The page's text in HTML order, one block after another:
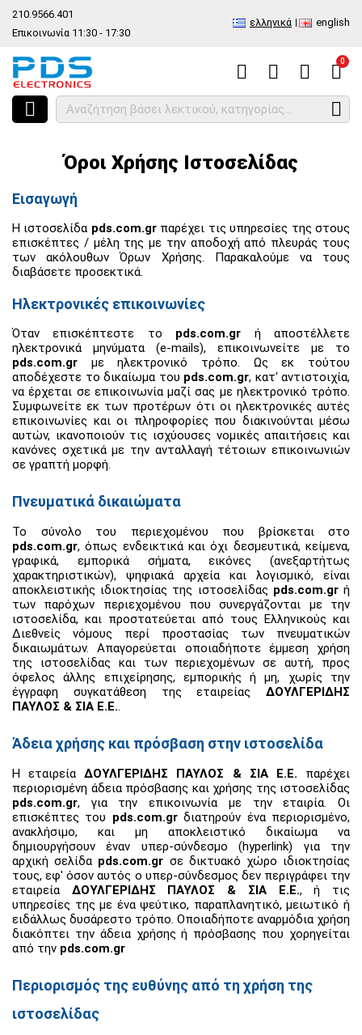
210.9566.401
Επικοινωνία 11:30 - 17:30
ελληνικά english
0
HOME Όροι Χρήσης Ιστοσελίδας
Όροι Χρήσης Ιστοσελίδας
Εισαγωγή
Η ιστοσελίδα pds.com.grπαρέχει τις υπηρεσίες της στους
επισκέπτες / μέλη της με την αποδοχή από πλευράς τους
των ακόλουθων Όρων Χρήσης. Παρακαλούμε να τους
διαβάσετε προσεκτικά.
Ηλεκτρονικές επικοινωνίες
Όταν επισκέπτεστε το pds.com.gr ή αποστέλλετε
ηλεκτρονικά μηνύματα (e-mails), επικοινωνείτε με το
pds.com.gr με ηλεκτρονικό τρόπο. Ως εκ τούτου
αποδέχεστε το δικαίωμα του pds.com.gr, κατ' αντιστοιχία,
να έρχεται σε επικοινωνία μαζί σας με ηλεκτρονικό τρόπο.
Συμφωνείτε εκ των προτέρων ότι οι ηλεκτρονικές αυτές
επικοινωνίες και οι πληροφορίες που διακινούνται μέσω
αυτών, ικανοποιούν τις ισχύουσες νομικές απαιτήσεις και
κανόνες σχετικά με την ανταλλαγή τέτοιων επικοινωνιών
σε γραπτή μορφή.
Πνευματικά δικαιώματα
Το σύνολο του περιεχομένου που βρίσκεται στο
pds.com.gr, όπως ενδεικτικά και όχι δεσμευτικά, κείμενα,
γραφικά, εμπορικά σήματα, εικόνες (ανεξαρτήτως
χαρακτηριστικών), ψηφιακά αρχεία και λογισμικό, είναι
αποκλειστικής ιδιοκτησίας της ιστοσελίδας pds.com.grή
των παρόχων περιεχομένου που συνεργάζονται με την
ιστοσελίδα, και προστατεύεται από τους Ελληνικούς και
Διεθνείς νόμους περί προστασίας των πνευματικών
δικαιωμάτων. Απαγορεύεται οποιαδήποτε έμμεση χρήση
της ιστοσελίδας και των περιεχομένων σε αυτή, προς
όφελος άλλης επιχείρησης, εμπορικής ή μη, χωρίς την
έγγραφη συγκατάθεση της εταιρείας ΔΟΥΛΓΕΡΙΔΗΣ
ΠΑΥΛΟΣ & ΣΙΑ Ε.Ε..
Άδεια χρήσης και πρόσβαση στην ιστοσελίδα
Η εταιρείαΔΟΥΛΓΕΡΙΔΗΣ ΠΑΥΛΟΣ & ΣΙΑ Ε.Ε. παρέχει
περιορισμένη άδεια πρόσβασης και χρήσης της ιστοσελίδας
pds.com.gr, για την επικοινωνία με την εταιρία. Οι
επισκέπτες του pds.com.grδιατηρούν ένα περιορισμένο,
ανακλήσιμο, και μη αποκλειστικό δικαίωμα να
δημιουργήσουν έναν υπερ-σύνδεσμο (hyperlink) για την
αρχική σελίδα pds.com.gr σε δικτυακό χώρο ιδιοκτησίας
τους, εφ' όσον αυτός ο υπερ-σύνδεσμος δεν περιγράφει την
εταιρεία ΔΟΥΛΓΕΡΙΔΗΣ ΠΑΥΛΟΣ & ΣΙΑ Ε.Ε., ή τις
υπηρεσίες της με ένα ψεύτικο, παραπλανητικό, μειωτικό ή
ειδάλλως δυσάρεστο τρόπο. Οποιαδήποτε αναρμόδια χρήση
διακόπτει την άδεια χρήσης ή πρόσβασης που χορηγείται
από την pds.com.gr
Περιορισμός της ευθύνης από τη χρήση της
ιστοσελίδας